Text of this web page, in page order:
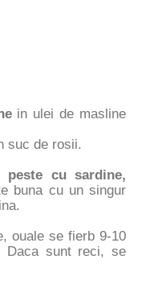
in ulei de masline
suc de rosii.
peste cu sardine,
buna cu un singur
ouale se fierb 9-10
Daca sunt reci, se